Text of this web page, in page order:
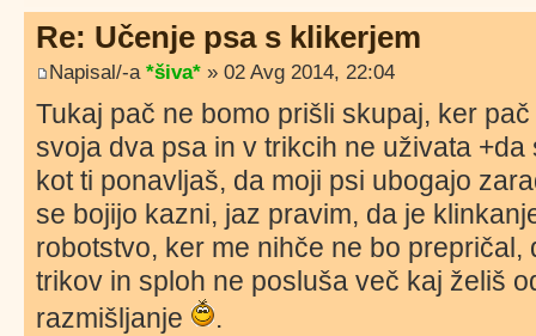
Re: Učenje psa s klikerjem
Napisal/-a *šiva* » 02 Avg 2014, 22:04
Tukaj pač ne bomo prišli skupaj, ker
svoja dva psa in v trikcih ne uživata
kot ti ponavljaš, da moji psi ubogajo
se bojijo kazni, jaz pravim, da je
robotstvo, ker me nihče ne bo prepričal,
trikov in sploh ne posluša več kaj želiš
razmišljanje
.